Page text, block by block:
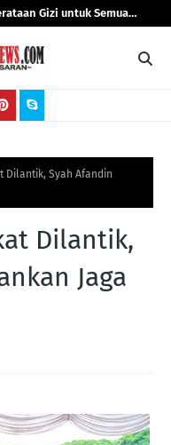
Gizi untuk Semua
Sekjen PKC-PMII
Penuh Program Presiden
Dilantik, Syah Afandin
Dilantik,
Jaga